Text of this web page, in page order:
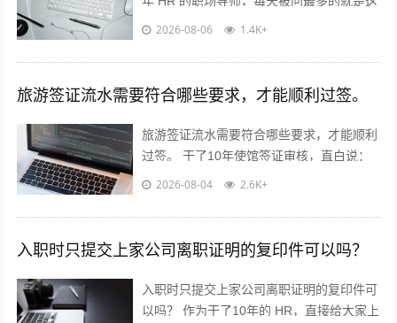
个问题！今天不讲官话，全是求职者能直接
2026-08-06 1.4K+
旅游签证流水需要符合哪些要求，才能顺利过签。
旅游签证流水需要符合哪些要求，才能顺利
过签。 干了10年使馆签证审核，直白说：
流水不是看你有多少钱，是看你“能不能正
2026-08-04 2.6K+
入职时只提交上家公司离职证明的复印件可以吗？
入职时只提交上家公司离职证明的复印件可
以吗？ 作为干了10年的 HR，直接给大家上